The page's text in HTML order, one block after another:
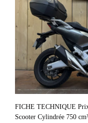
FICHE TECHNIQUE
Scooter Cylindrée 750